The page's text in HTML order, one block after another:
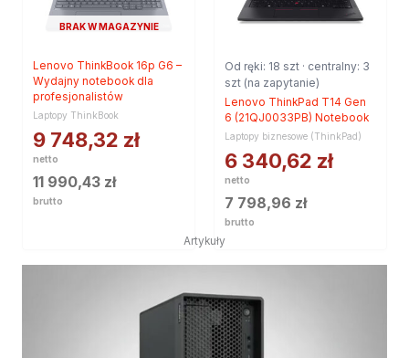
BRAK W MAGAZYNIE
Lenovo ThinkBook 16p G6 –
Wydajny notebook dla
profesjonalistów
Laptopy ThinkBook
9 748,32 zł
netto
11 990,43 zł
brutto
Od ręki: 18 szt · centralny: 3
szt (na zapytanie)
Lenovo ThinkPad T14 Gen
6 (21QJ0033PB) Notebook
Laptopy biznesowe (ThinkPad)
6 340,62 zł
netto
7 798,96 zł
brutto
Artykuły